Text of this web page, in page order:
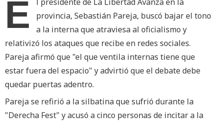
E
provincia, Sebastián Pareja, buscó bajar el tono
a la interna que atraviesa al oficialismo y
relativizó los ataques que recibe en redes sociales.
Pareja afirmó que "el que ventila internas tiene que
estar fuera del espacio" y advirtió que el debate debe
quedar puertas adentro.
Pareja se refirió a la silbatina que sufrió durante la
"Derecha Fest" y acusó a cinco personas de incitar a la